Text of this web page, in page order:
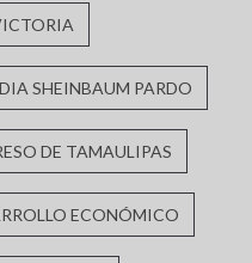
SHEINBAUM PARDO
DE TAMAULIPAS
ECONÓMICO